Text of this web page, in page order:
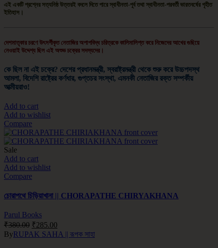
এই একটি প্রশ্নের সত্যনিষ্ঠ উত্তরই বদলে দিতে পারে স্বাধীনতা-পূর্ব তথা স্বাধীনতা-পরবর্তী ভারতবর্ষের গৃহীত
ইতিহাস।
দেশমাতৃকার চরণে উৎসর্গীকৃত নেতাজির অপাপবিদ্ধ চরিত্রকে কালিমালিপ্ত করে নিজেদের আখের গুছিয়ে
নেওয়াই উদ্দেশ্য ছিল এই অশুভ চক্রের সদস্যদের।
কে ছিল না এই চক্রে? দেশের প্রধানমন্ত্রী, স্বরাষ্ট্রমন্ত্রী থেকে শুরু করে উচ্চপদস্থ
আমলা, বিদেশি রাষ্ট্রের কর্ণধার, গুপ্তচর সংস্থা, এমনকী নেতাজির রক্ত সম্পর্কীয়
আত্মীয়রাও!
Add to cart
Add to wishlist
Compare
Sale
Add to cart
Add to wishlist
Compare
চোরাপথে চিড়িয়াখানা || CHORAPATHE CHIRYAKHANA
Parul Books
₹380.00 ₹285.00
ByRUPAK SAHA || রূপক সাহা